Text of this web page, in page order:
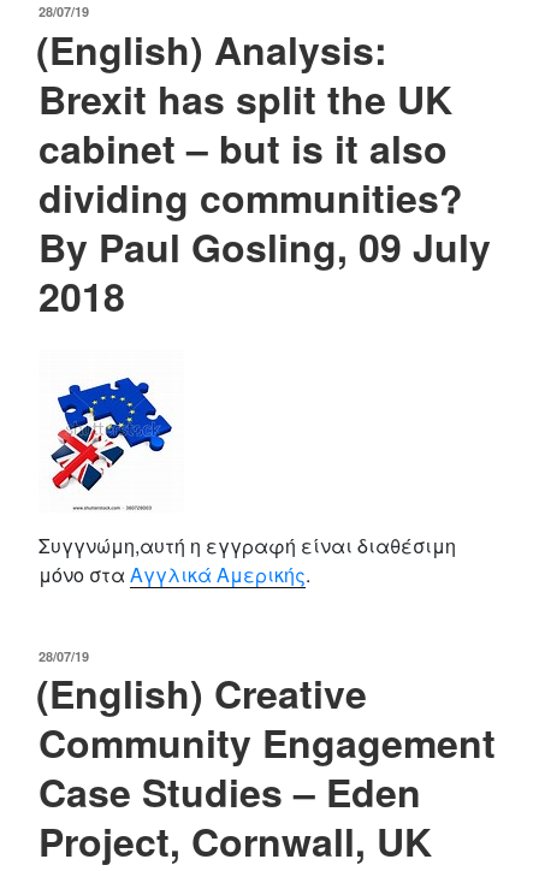
POSTED
28/07/19
(English) Analysis:
Brexit has split the UK
cabinet – but is it also
dividing communities?
By Paul Gosling, 09 July
2018
Συγγνώμη,αυτή η εγγραφή είναι διαθέσιμη
μόνο στα Αγγλικά Αμερικής.
POSTED
28/07/19
(English) Creative
Community Engagement
Case Studies – Eden
Project, Cornwall, UK